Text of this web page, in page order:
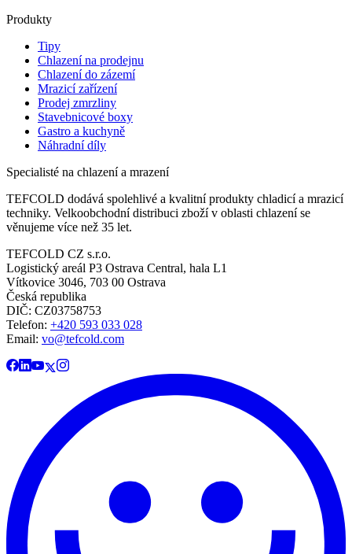
Produkty
Tipy
Chlazení na prodejnu
Chlazení do zázemí
Mrazicí zařízení
Prodej zmrzliny
Stavebnicové boxy
Gastro a kuchyně
Náhradní díly
Specialisté na chlazení a mrazení
TEFCOLD dodává spolehlivé a kvalitní produkty chladicí a mrazicí
techniky. Velkoobchodní distribuci zboží v oblasti chlazení se
věnujeme více než 35 let.
TEFCOLD CZ s.r.o.
Logistický areál P3 Ostrava Central, hala L1
Vítkovice 3046, 703 00 Ostrava
Česká republika
DIČ: CZ03758753​​​​​​
Telefon: +420 593 033 028
Email: vo@tefcold.com